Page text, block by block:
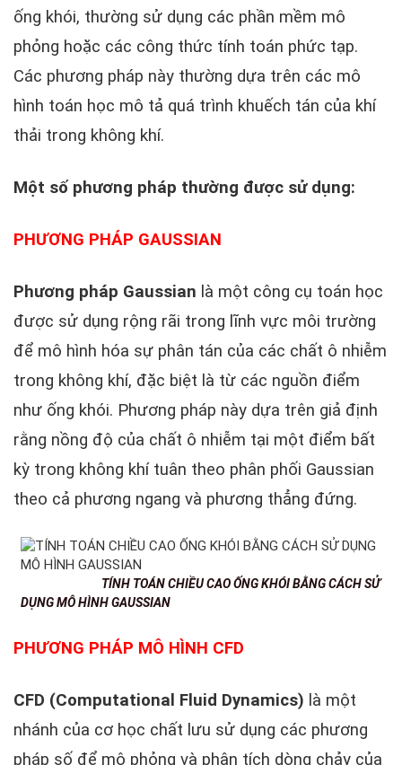
ống khói, thường sử dụng các phần mềm mô
phỏng hoặc các công thức tính toán phức tạp.
Các phương pháp này thường dựa trên các mô
hình toán học mô tả quá trình khuếch tán của khí
thải trong không khí.
Một số phương pháp thường được sử dụng:
PHƯƠNG PHÁP GAUSSIAN
Phương pháp Gaussian là một công cụ toán học
được sử dụng rộng rãi trong lĩnh vực môi trường
để mô hình hóa sự phân tán của các chất ô nhiễm
trong không khí, đặc biệt là từ các nguồn điểm
như ống khói. Phương pháp này dựa trên giả định
rằng nồng độ của chất ô nhiễm tại một điểm bất
kỳ trong không khí tuân theo phân phối Gaussian
theo cả phương ngang và phương thẳng đứng.
TÍNH TOÁN CHIỀU CAO ỐNG KHÓI BẰNG CÁCH SỬ
DỤNG MÔ HÌNH GAUSSIAN
PHƯƠNG PHÁP MÔ HÌNH CFD
CFD (Computational Fluid Dynamics) là một
nhánh của cơ học chất lưu sử dụng các phương
pháp số để mô phỏng và phân tích dòng chảy của